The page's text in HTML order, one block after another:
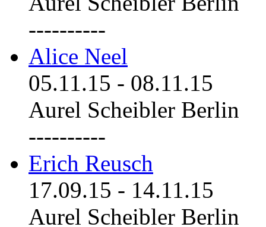
----------
Alice Neel
05.11.15 - 08.11.15
Aurel Scheibler Berlin
----------
Erich Reusch
17.09.15 - 14.11.15
Aurel Scheibler Berlin